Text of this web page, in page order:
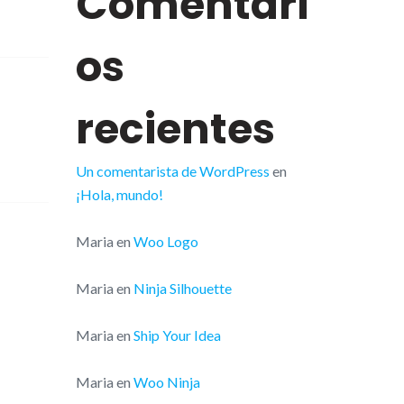
os
recientes
Un comentarista de WordPress en
¡Hola, mundo!
Maria en Woo Logo
Maria en Ninja Silhouette
Maria en Ship Your Idea
Maria en Woo Ninja